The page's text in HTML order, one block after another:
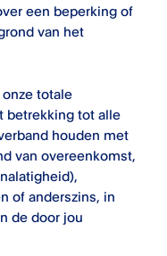
een beperking of
van het
totale
betrekking tot alle
houden met
van overeenkomst,
of anderszins, in
de door jou